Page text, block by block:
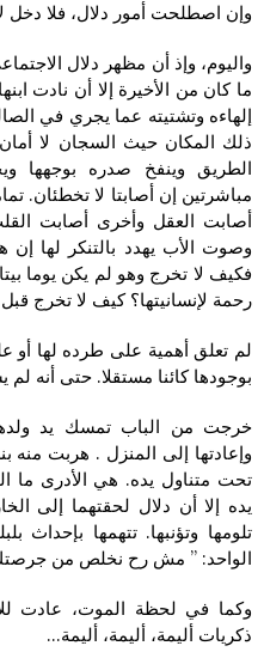
وإن اصطلحت أمور دلال، فلا دخل
واليوم، وإذ أن مظهر دلال
ما كان من الأخيرة إلا أن نادت
إلهاءه وتشتيته عما يجري في
ذلك المكان حيث السجان لا
الطريق وينفخ صدره بوجهها
مباشرتين إن أصابتا لا تخطئان.
أصابت العقل وأخرى أصابت
وصوت الأب يهدد بالتنكر لها
فكيف لا تخرج وهو لم يكن يوما
رحمة لإنسانيتها؟ كيف لا تخرج
لم تعلق أهمية على طرده لها أو
بوجودها كائنا مستقلا. حتى أنه لم
خرجت من الباب تمسك يد ولدها.
وإعادتها إلى المنزل . هربت منه
تحت متناول يده. هي الأدرى
يده إلا أن دلال لحقتهما إلى
تلومها وتؤنبها. تتهمها بإحداث
الواحد: ” مش رح نخلص من
وكما في لحظة الموت، عادت
ذكريات أليمة، أليمة، أليمة…